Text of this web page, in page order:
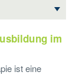
im
ist eine